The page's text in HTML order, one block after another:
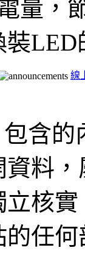
量，
線
含
料
核
任